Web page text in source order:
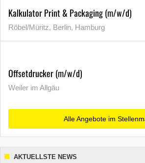
Kalkulator Print & Packaging (m/w/d)
Röbel/Müritz, Berlin, Hamburg
Offsetdrucker (m/w/d)
Weiler im Allgäu
Alle Angebote im
AKTUELLSTE NEWS